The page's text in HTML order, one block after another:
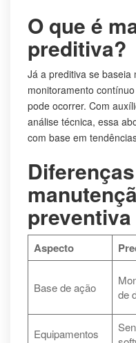
O que é
preditiva?
Já a preditiva se baseia
monitoramento
pode ocorrer. Com
análise técnica, essa
com base em
preventiva
Aspecto
Base de ação
de
Equipamentos